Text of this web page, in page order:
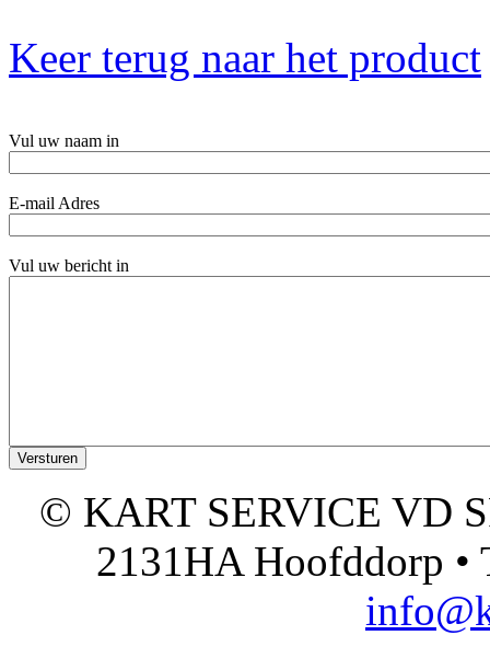
Keer terug naar het product
Vul uw naam in
E-mail Adres
Vul uw bericht in
© KART SERVICE VD
2131HA Hoofddorp •